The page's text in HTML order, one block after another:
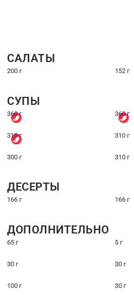
САЛАТЫ
200 г 152 г
СУПЫ
360 г 360 г
310 г 310 г
300 г 310 г
ДЕСЕРТЫ
166 г 166 г
ДОПОЛНИТЕЛЬНО
65 г 5 г
30 г 30 г
100 г 30 г